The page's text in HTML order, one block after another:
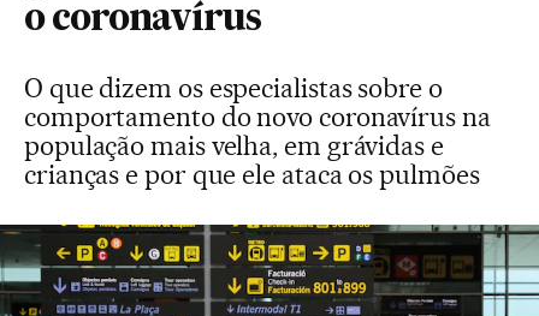
o coronavírus
O que dizem os especialistas sobre o
comportamento do novo coronavírus na
população mais velha, em grávidas e
crianças e por que ele ataca os pulmões